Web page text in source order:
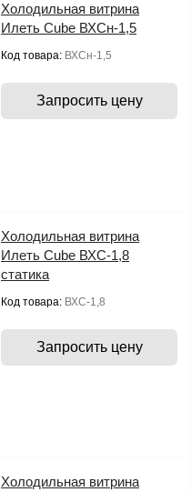
Холодильная витрина
Илеть Cube ВХСн-1,5
Код товара: ВХСн-1,5
Запросить цену
Холодильная витрина
Илеть Cube ВХС-1,8
статика
Код товара: ВХС-1,8
Запросить цену
Холодильная витрина